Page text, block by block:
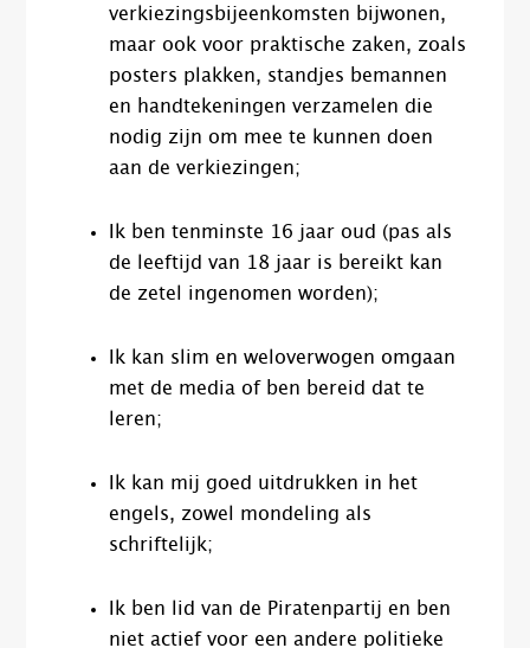
verkiezingsbijeenkomsten bijwonen,
maar ook voor praktische zaken, zoals
posters plakken, standjes bemannen
en handtekeningen verzamelen die
nodig zijn om mee te kunnen doen
aan de verkiezingen;
Ik ben tenminste 16 jaar oud (pas als
de leeftijd van 18 jaar is bereikt kan
de zetel ingenomen worden);
Ik kan slim en weloverwogen omgaan
met de media of ben bereid dat te
leren;
Ik kan mij goed uitdrukken in het
engels, zowel mondeling als
schriftelijk;
Ik ben lid van de Piratenpartij en ben
niet actief voor een andere politieke